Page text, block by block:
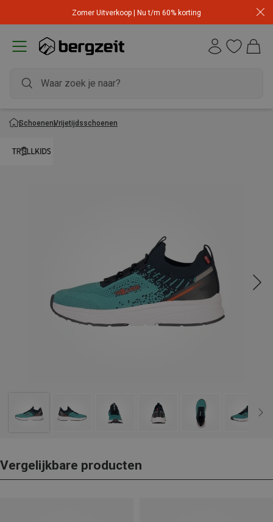
Zomer Uitverkoop | Nu t/m 60% korting
SchoenenVrijetijdsschoenen
Vergelijkbare producten